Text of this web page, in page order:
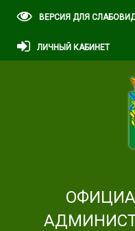
ВЕРСИЯ ДЛЯ
ЛИЧНЫЙ КАБИНЕТ